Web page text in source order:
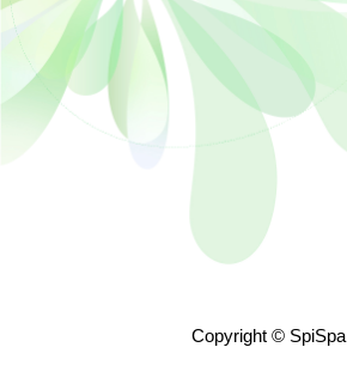
Copyright © SpiSpa